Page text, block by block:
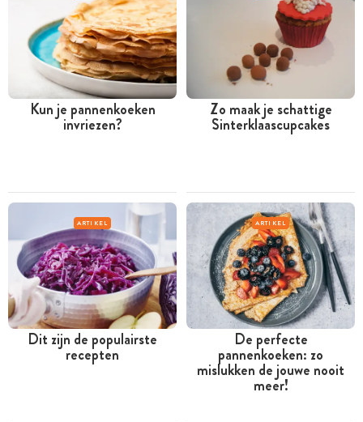
Kun je pannenkoeken
invriezen?
Zo maak je schattige
Sinterklaascupcakes
ARTIKEL
Dit zijn de populairste
recepten
ARTIKEL
De perfecte
pannenkoeken: zo
mislukken de jouwe nooit
meer!